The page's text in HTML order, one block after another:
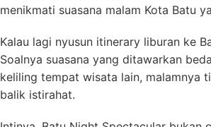
menikmati suasana malam Kota Batu
Kalau lagi nyusun itinerary liburan ke
Soalnya suasana yang ditawarkan
keliling tempat wisata lain, malamnya
balik istirahat.